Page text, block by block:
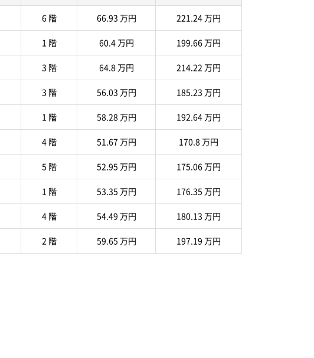
6 階 66.93 万円
221.24 万円
1 階 60.4 万円
199.66 万円
3 階 64.8 万円
214.22 万円
3 階 56.03 万円
185.23 万円
1 階 58.28 万円
192.64 万円
4 階 51.67 万円
170.8 万円
5 階 52.95 万円
175.06 万円
1 階 53.35 万円
176.35 万円
4 階 54.49 万円
180.13 万円
2 階 59.65 万円 197.19 万円